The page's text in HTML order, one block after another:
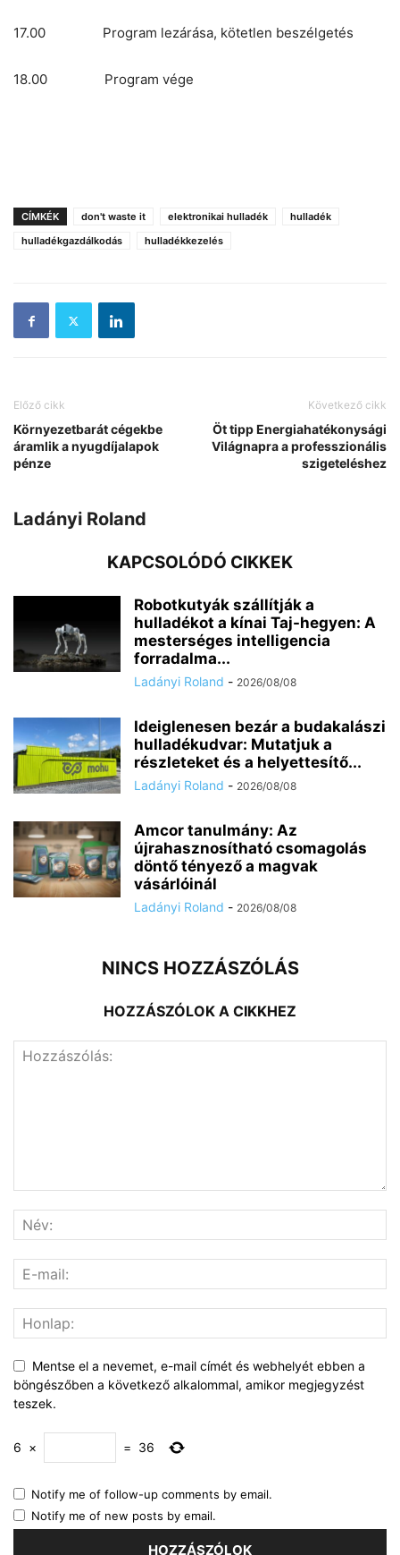
17.00 Program lezárása, kötetlen beszélgetés
18.00 Program vége
CÍMKÉK don't waste it elektronikai hulladék
hulladék
hulladékgazdálkodás
hulladékkezelés
Előző cikk
Környezetbarát cégekbe
áramlik a nyugdíjalapok
pénze
Következő cikk
Öt tipp Energiahatékonysági
Világnapra a professzionális
szigeteléshez
Ladányi Roland
KAPCSOLÓDÓ CIKKEK
Robotkutyák szállítják a
hulladékot a kínai Taj-hegyen: A
mesterséges intelligencia
forradalma...
Ladányi Roland - 2026/08/08
Ideiglenesen bezár a budakalászi
hulladékudvar: Mutatjuk a
részleteket és a helyettesítő...
Ladányi Roland - 2026/08/08
Amcor tanulmány: Az
újrahasznosítható csomagolás
döntő tényező a magvak
vásárlóinál
Ladányi Roland - 2026/08/08
NINCS HOZZÁSZÓLÁS
HOZZÁSZÓLOK A CIKKHEZ
Mentse el a nevemet, e-mail címét és webhelyét ebben a
böngészőben a következő alkalommal, amikor megjegyzést
teszek.
6 × = 36
Notify me of follow-up comments by email.
Notify me of new posts by email.